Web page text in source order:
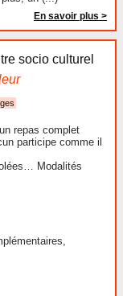
En savoir plus >
socio culturel
repas complet
participe comme il
Modalités